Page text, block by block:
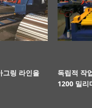
그링 라인을
독립적 작
1200 밀리